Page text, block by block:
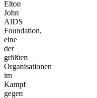
Elton
John
AIDS
Foundation,
eine
der
größten
Organisationen
im
Kampf
gegen